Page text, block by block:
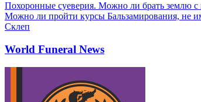
Похоронные суеверия. Можно ли брать землю
Можно ли пройти курсы Бальзамирования, не
Склеп
World Funeral News